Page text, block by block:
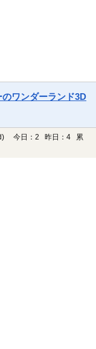
ワンダーランド3D
今日：2 昨日：4 累